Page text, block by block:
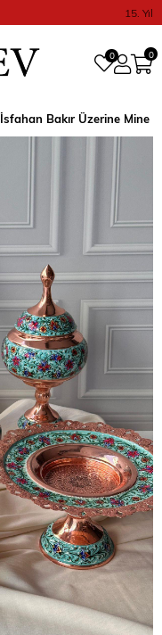
15. Yıl
0
0
İsfahan Bakır Üzerine Mine